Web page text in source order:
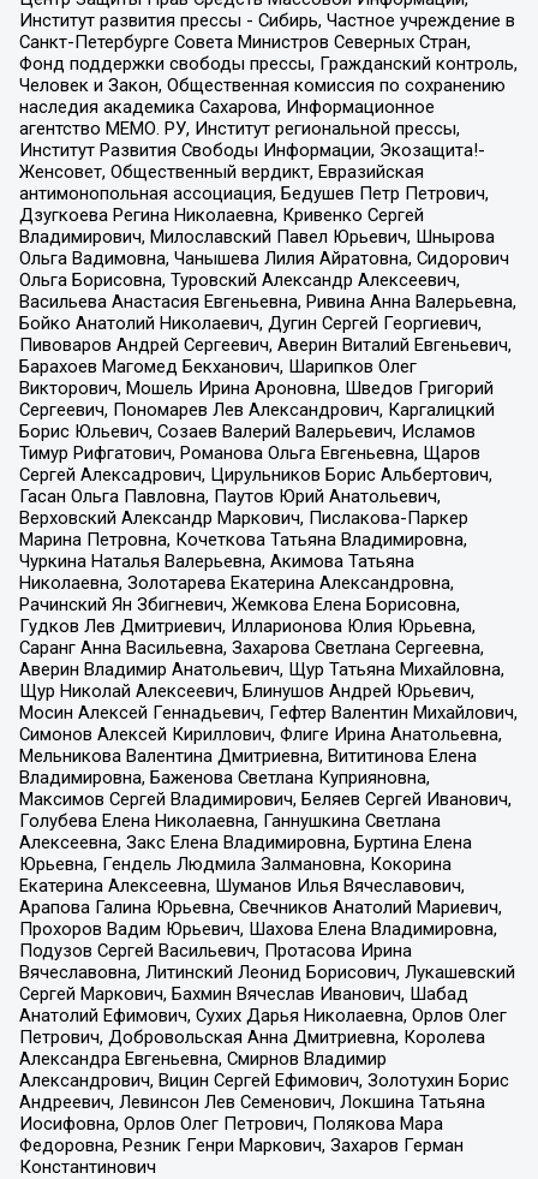
Институт развития прессы - Сибирь, Частное учреждение в
Санкт-Петербурге Совета Министров Северных Стран,
Фонд поддержки свободы прессы, Гражданский контроль,
Человек и Закон, Общественная комиссия по сохранению
наследия академика Сахарова, Информационное
агентство МЕМО. РУ, Институт региональной прессы,
Институт Развития Свободы Информации, Экозащита!-
Женсовет, Общественный вердикт, Евразийская
антимонопольная ассоциация, Бедушев Петр Петрович,
Дзугкоева Регина Николаевна, Кривенко Сергей
Владимирович, Милославский Павел Юрьевич, Шнырова
Ольга Вадимовна, Чанышева Лилия Айратовна, Сидорович
Ольга Борисовна, Туровский Александр Алексеевич,
Васильева Анастасия Евгеньевна, Ривина Анна Валерьевна,
Бойко Анатолий Николаевич, Дугин Сергей Георгиевич,
Пивоваров Андрей Сергеевич, Аверин Виталий Евгеньевич,
Барахоев Магомед Бекханович, Шарипков Олег
Викторович, Мошель Ирина Ароновна, Шведов Григорий
Сергеевич, Пономарев Лев Александрович, Каргалицкий
Борис Юльевич, Созаев Валерий Валерьевич, Исламов
Тимур Рифгатович, Романова Ольга Евгеньевна, Щаров
Сергей Алексадрович, Цирульников Борис Альбертович,
Гасан Ольга Павловна, Паутов Юрий Анатольевич,
Верховский Александр Маркович, Пислакова-Паркер
Марина Петровна, Кочеткова Татьяна Владимировна,
Чуркина Наталья Валерьевна, Акимова Татьяна
Николаевна, Золотарева Екатерина Александровна,
Рачинский Ян Збигневич, Жемкова Елена Борисовна,
Гудков Лев Дмитриевич, Илларионова Юлия Юрьевна,
Саранг Анна Васильевна, Захарова Светлана Сергеевна,
Аверин Владимир Анатольевич, Щур Татьяна Михайловна,
Щур Николай Алексеевич, Блинушов Андрей Юрьевич,
Мосин Алексей Геннадьевич, Гефтер Валентин Михайлович,
Симонов Алексей Кириллович, Флиге Ирина Анатольевна,
Мельникова Валентина Дмитриевна, Вититинова Елена
Владимировна, Баженова Светлана Куприяновна,
Максимов Сергей Владимирович, Беляев Сергей Иванович,
Голубева Елена Николаевна, Ганнушкина Светлана
Алексеевна, Закс Елена Владимировна, Буртина Елена
Юрьевна, Гендель Людмила Залмановна, Кокорина
Екатерина Алексеевна, Шуманов Илья Вячеславович,
Арапова Галина Юрьевна, Свечников Анатолий Мариевич,
Прохоров Вадим Юрьевич, Шахова Елена Владимировна,
Подузов Сергей Васильевич, Протасова Ирина
Вячеславовна, Литинский Леонид Борисович, Лукашевский
Сергей Маркович, Бахмин Вячеслав Иванович, Шабад
Анатолий Ефимович, Сухих Дарья Николаевна, Орлов Олег
Петрович, Добровольская Анна Дмитриевна, Королева
Александра Евгеньевна, Смирнов Владимир
Александрович, Вицин Сергей Ефимович, Золотухин Борис
Андреевич, Левинсон Лев Семенович, Локшина Татьяна
Иосифовна, Орлов Олег Петрович, Полякова Мара
Федоровна, Резник Генри Маркович, Захаров Герман
Константинович